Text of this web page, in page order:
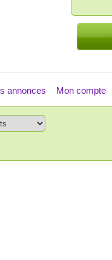
annonces Mon compte